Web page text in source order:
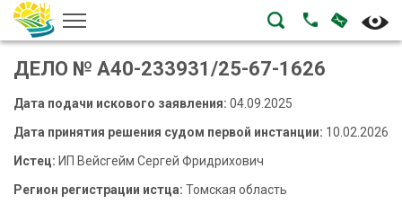
ПОЗВОНИТЬ
ДЕЛО № А40-233931/25-67-1626
Дата подачи искового заявления: 04.09.2025
Дата принятия решения судом первой инстанции: 10.02.2026
Истец: ИП Вейсгейм Сергей Фридрихович
Регион регистрации истца: Томская область